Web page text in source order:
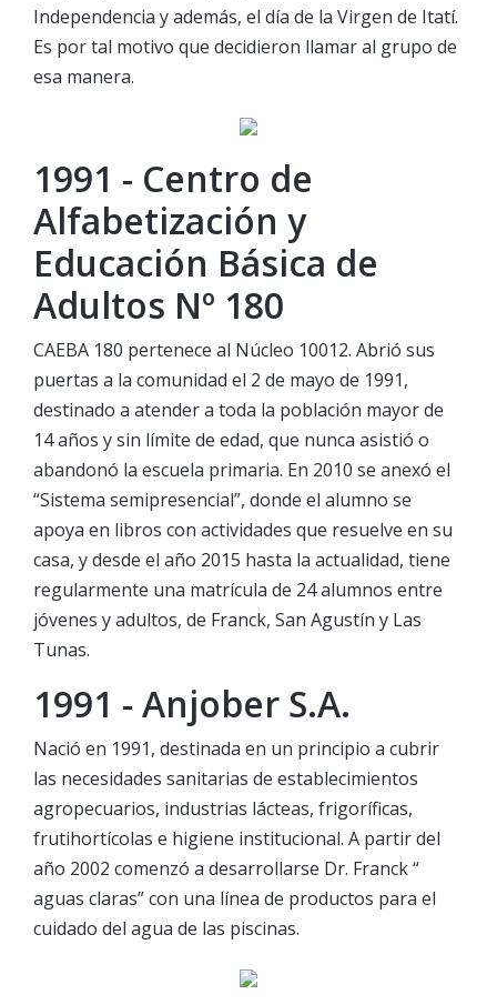
Independencia y además, el día de la Virgen de Itatí.
Es por tal motivo que decidieron llamar al grupo de
esa manera.
1991 - Centro de
Alfabetización y
Educación Básica de
Adultos Nº 180
CAEBA 180 pertenece al Núcleo 10012. Abrió sus
puertas a la comunidad el 2 de mayo de 1991,
destinado a atender a toda la población mayor de
14 años y sin límite de edad, que nunca asistió o
abandonó la escuela primaria. En 2010 se anexó el
“Sistema semipresencial”, donde el alumno se
apoya en libros con actividades que resuelve en su
casa, y desde el año 2015 hasta la actualidad, tiene
regularmente una matrícula de 24 alumnos entre
jóvenes y adultos, de Franck, San Agustín y Las
Tunas.
1991 - Anjober S.A.
Nació en 1991, destinada en un principio a cubrir
las necesidades sanitarias de establecimientos
agropecuarios, industrias lácteas, frigoríficas,
frutihortícolas e higiene institucional. A partir del
año 2002 comenzó a desarrollarse Dr. Franck “
aguas claras” con una línea de productos para el
cuidado del agua de las piscinas.